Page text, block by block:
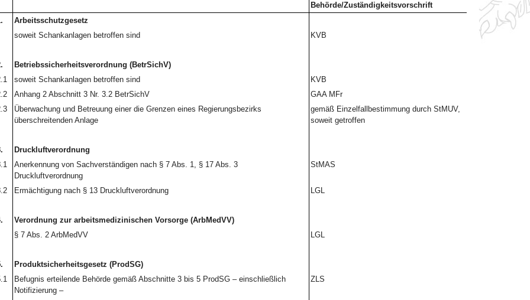
Behörde/Zuständigkeitsvorschrift
Arbeitsschutzgesetz
soweit Schankanlagen betroffen sind
KVB
Betriebssicherheitsverordnung (BetrSichV)
soweit Schankanlagen betroffen sind
KVB
Anhang 2 Abschnitt 3 Nr. 3.2 BetrSichV
GAA MFr
Überwachung und Betreuung einer die Grenzen eines Regierungsbezirks
überschreitenden Anlage
gemäß Einzelfallbestimmung durch StMUV,
soweit getroffen
Druckluftverordnung
Anerkennung von Sachverständigen nach § 7 Abs. 1, § 17 Abs. 3
Druckluftverordnung
StMAS
Ermächtigung nach § 13 Druckluftverordnung LGL
Verordnung zur arbeitsmedizinischen Vorsorge (ArbMedVV)
§ 7 Abs. 2 ArbMedVV
LGL
Produktsicherheitsgesetz (ProdSG)
Befugnis erteilende Behörde gemäß Abschnitte 3 bis 5 ProdSG – einschließlich
Notifizierung –
ZLS